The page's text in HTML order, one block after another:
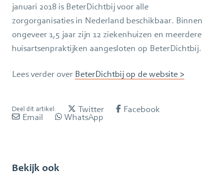
januari 2018 is BeterDichtbij voor alle
zorgorganisaties in Nederland beschikbaar. Binnen
ongeveer 1,5 jaar zijn 12 ziekenhuizen en meerdere
huisartsenpraktijken aangesloten op BeterDichtbij.
Lees verder over BeterDichtbij op de website >
Deel dit artikel: Twitter Facebook
Email WhatsApp
Bekijk ook